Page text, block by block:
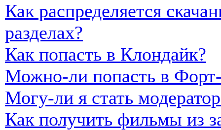
Как распределяется
разделах?
Как попасть в Клондайк?
Можно-ли попасть в
Могу-ли я стать
Как получить фильмы из